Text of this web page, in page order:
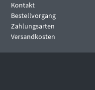
Kontakt
Bestellvorgang
Zahlungsarten
Versandkosten